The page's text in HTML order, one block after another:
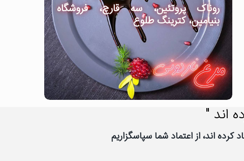
روناک پروتئین، سه قارچ، فروشگاه
بنیامین، کترینگ طلوع
اند "